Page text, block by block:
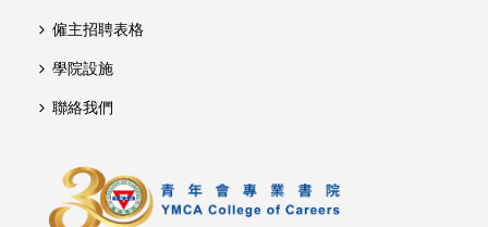
僱主招聘表格
學院設施
聯絡我們